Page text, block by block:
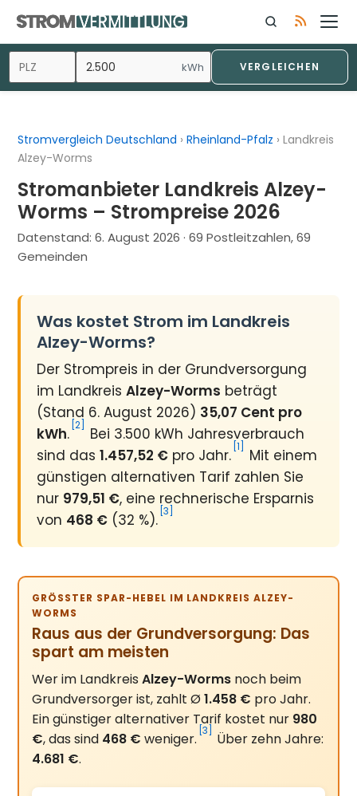
Inhalt
springen
kWh VERGLEICHEN
Stromvergleich Deutschland ›Rheinland-Pfalz ›Landkreis
Alzey-Worms
Stromanbieter Landkreis Alzey-
Worms – Strompreise 2026
Datenstand:6. August 2026 · 69 Postleitzahlen, 69
Gemeinden
Was kostet Strom im Landkreis
Alzey-Worms?
Der Strompreis in der Grundversorgung
im LandkreisAlzey-Worms beträgt
(Stand 6. August 2026) 35,07 Cent pro
kWh. [2]
Bei 3.500 kWh Jahresverbrauch
sind das1.457,52 € pro Jahr. [1]
Mit einem
günstigen alternativen Tarif zahlen Sie
nur 979,51 €, eine rechnerische Ersparnis
von 468 € (32 %). [3]
GRÖSSTER SPAR-HEBEL IM LANDKREIS ALZEY-W
ORMS
Raus aus der Grundversorgung: Das
spart am meisten
Wer im LandkreisAlzey-Worms noch beim
Grundversorger ist, zahlt Ø1.458 € pro Jahr.
Ein günstiger alternativer Tarif kostet nur 980
€, das sind 468 € weniger. [3]
Über zehn Jahre:
4.681 €.